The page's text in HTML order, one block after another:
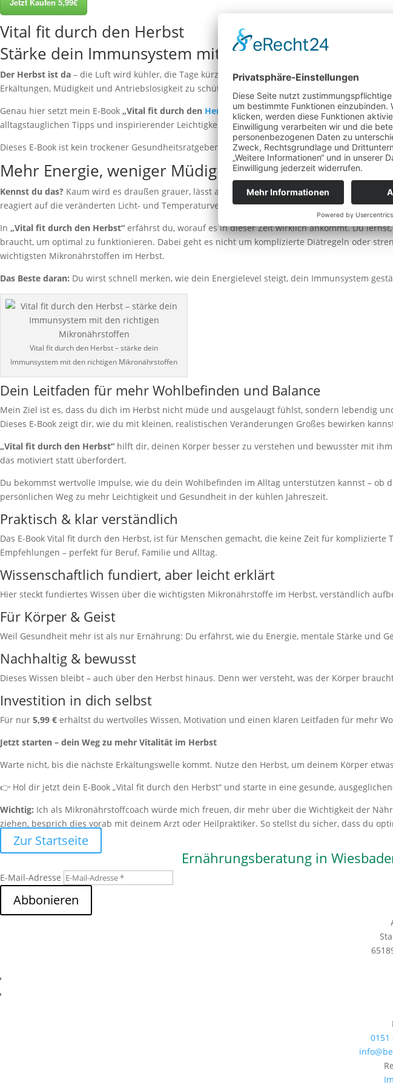
Vital fit durch den Herbst
Stärke dein Immunsystem mit den richtigen
Der Herbst ist da – die Luft wird kühler, die Tage kürzer, und unser Körper spürt die
Erkältungen, Müdigkeit und Antriebslosigkeit zu schützen. Doch mit der richtigen
Genau hier setzt mein E-Book „Vital fit durch den Herbst “an. Es begleitet dich auf einfache,
alltagstauglichen Tipps und inspirierender Leichtigkeit.
Dieses E-Book ist kein trockener Gesundheitsratgeber, sondern dein praktischer Begleiter für
Mehr Energie, weniger Müdigkeit – starte vital in den
Kennst du das? Kaum wird es draußen grauer, lässt auch die Energie nach. Man fühlt sich
reagiert auf die veränderten Licht- und Temperaturverhältnisse und braucht jetzt besondere
In „Vital fit durch den Herbst“ erfährst du, worauf es in dieser Zeit wirklich ankommt. Du
braucht, um optimal zu funktionieren. Dabei geht es nicht um komplizierte Diätregeln oder
wichtigsten Mikronährstoffen im Herbst.
Das Beste daran: Du wirst schnell merken, wie dein Energielevel steigt, dein Immunsystem
Vital fit durch den Herbst – stärke dein
Immunsystem mit den richtigen Mikronährstoffen
Dein Leitfaden für mehr Wohlbefinden und Balance
Mein Ziel ist es, dass du dich im Herbst nicht müde und ausgelaugt fühlst, sondern lebendig
Dieses E-Book zeigt dir, wie du mit kleinen, realistischen Veränderungen Großes bewirken
„Vital fit durch den Herbst“ hilft dir, deinen Körper besser zu verstehen und bewusster mit
das motiviert statt überfordert.
Du bekommst wertvolle Impulse, wie du dein Wohlbefinden im Alltag unterstützen kannst –
persönlichen Weg zu mehr Leichtigkeit und Gesundheit in der kühlen Jahreszeit.
Praktisch & klar verständlich
Das E-Book Vital fit durch den Herbst, ist für Menschen gemacht, die keine Zeit für
Empfehlungen – perfekt für Beruf, Familie und Alltag.
Wissenschaftlich fundiert, aber leicht erklärt
Hier steckt fundiertes Wissen über die wichtigsten Mikronährstoffe im Herbst, verständlich
Für Körper & Geist
Weil Gesundheit mehr ist als nur Ernährung: Du erfährst, wie du Energie, mentale Stärke und
Nachhaltig & bewusst
Dieses Wissen bleibt – auch über den Herbst hinaus. Denn wer versteht, was der Körper
Investition in dich selbst
Für nur 5,99 € erhältst du wertvolles Wissen, Motivation und einen klaren Leitfaden für mehr
Jetzt starten – dein Weg zu mehr Vitalität im Herbst
Warte nicht, bis die nächste Erkältungswelle kommt. Nutze den Herbst, um deinem Körper
👉 Hol dir jetzt dein E-Book „Vital fit durch den Herbst“ und starte in eine gesunde,
Wichtig: Ich als Mikronährstoffcoach würde mich freuen, dir mehr über die Wichtigkeit der
ziehen, besprich dies vorab mit deinem Arzt oder Heilpraktiker. So stellst du sicher, dass du
Zur Startseite
Ernährungsberatung in
E-Mail-Adresse
Abbonieren
0151